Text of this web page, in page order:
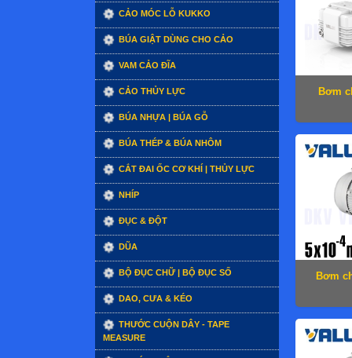
CẢO MÓC LỖ KUKKO
BÚA GIẬT DÙNG CHO CẢO
VAM CẢO ĐĨA
CẢO THỦY LỰC
BÚA NHỰA | BÚA GỖ
BÚA THÉP & BÚA NHÔM
CẮT ĐAI ỐC CƠ KHÍ | THỦY LỰC
NHÍP
ĐỤC & ĐỘT
DŨA
BỘ ĐỤC CHỮ | BỘ ĐỤC SỐ
DAO, CƯA & KÉO
THƯỚC CUỘN DÂY - TAPE
MEASURE
Bơm
Bơm